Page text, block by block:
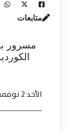
متابعات
مسرور
الأحد 2 نوفمبر, 2025